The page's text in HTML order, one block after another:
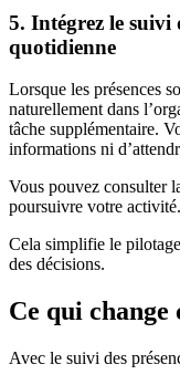
5. Intégrez le
quotidienne
Lorsque les présences
naturellement dans
tâche supplémentaire.
informations ni
Vous pouvez consulter
poursuivre votre activité.
Cela simplifie le
des décisions.
Ce qui
Avec le suivi des